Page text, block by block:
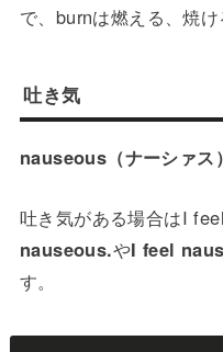
で、burnは燃える、焼け
吐き気
nauseous（ナーシァス）
吐き気がある場合はI
nauseous.やI feel
す。